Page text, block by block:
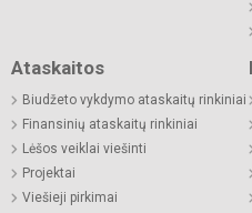
Ataskaitos
Biudžeto vykdymo ataskaitų rinkiniai
Finansinių ataskaitų rinkiniai
Lėšos veiklai viešinti
Projektai
Viešieji pirkimai